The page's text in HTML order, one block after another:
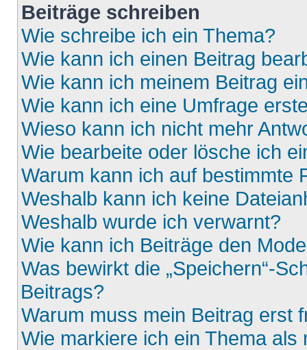
Beiträge schreiben
Wie schreibe ich ein Thema?
Wie kann ich einen Beitrag
Wie kann ich meinem Beitrag
Wie kann ich eine Umfrage
Wieso kann ich nicht mehr
Wie bearbeite oder lösche ich
Warum kann ich auf bestimmte
Weshalb kann ich keine
Weshalb wurde ich verwarnt?
Wie kann ich Beiträge den
Was bewirkt die „Speichern“-
Beitrags?
Warum muss mein Beitrag erst
Wie markiere ich ein Thema als